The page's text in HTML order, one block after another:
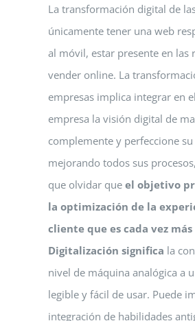
La transformación digital de
únicamente tener una web
al móvil, estar presente en las
vender online. La
empresas implica integrar en
empresa la visión digital de
complemente y perfeccione
mejorando todos sus
que olvidar que el objetivo
la optimización de la
cliente que es cada vez
Digitalización significa la
nivel de máquina analógica a
legible y fácil de usar. Puede
integración de habilidades